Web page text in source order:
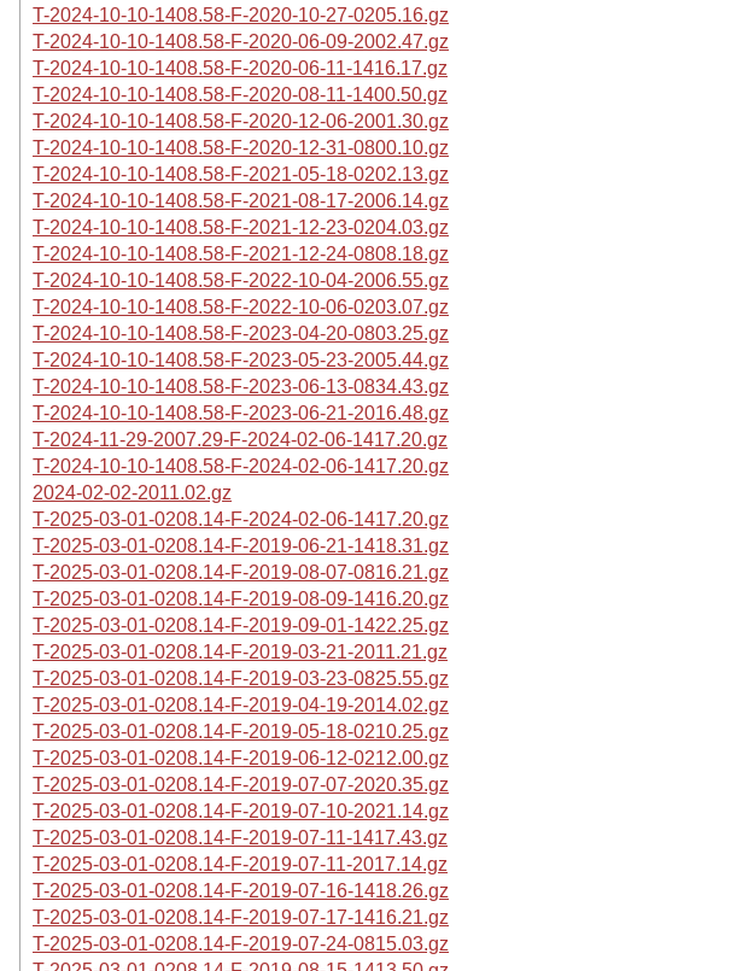
T-2024-10-10-1408.58-F-2020-10-27-0205.16.gz
T-2024-10-10-1408.58-F-2020-06-09-2002.47.gz
T-2024-10-10-1408.58-F-2020-06-11-1416.17.gz
T-2024-10-10-1408.58-F-2020-08-11-1400.50.gz
T-2024-10-10-1408.58-F-2020-12-06-2001.30.gz
T-2024-10-10-1408.58-F-2020-12-31-0800.10.gz
T-2024-10-10-1408.58-F-2021-05-18-0202.13.gz
T-2024-10-10-1408.58-F-2021-08-17-2006.14.gz
T-2024-10-10-1408.58-F-2021-12-23-0204.03.gz
T-2024-10-10-1408.58-F-2021-12-24-0808.18.gz
T-2024-10-10-1408.58-F-2022-10-04-2006.55.gz
T-2024-10-10-1408.58-F-2022-10-06-0203.07.gz
T-2024-10-10-1408.58-F-2023-04-20-0803.25.gz
T-2024-10-10-1408.58-F-2023-05-23-2005.44.gz
T-2024-10-10-1408.58-F-2023-06-13-0834.43.gz
T-2024-10-10-1408.58-F-2023-06-21-2016.48.gz
T-2024-11-29-2007.29-F-2024-02-06-1417.20.gz
T-2024-10-10-1408.58-F-2024-02-06-1417.20.gz
2024-02-02-2011.02.gz
T-2025-03-01-0208.14-F-2024-02-06-1417.20.gz
T-2025-03-01-0208.14-F-2019-06-21-1418.31.gz
T-2025-03-01-0208.14-F-2019-08-07-0816.21.gz
T-2025-03-01-0208.14-F-2019-08-09-1416.20.gz
T-2025-03-01-0208.14-F-2019-09-01-1422.25.gz
T-2025-03-01-0208.14-F-2019-03-21-2011.21.gz
T-2025-03-01-0208.14-F-2019-03-23-0825.55.gz
T-2025-03-01-0208.14-F-2019-04-19-2014.02.gz
T-2025-03-01-0208.14-F-2019-05-18-0210.25.gz
T-2025-03-01-0208.14-F-2019-06-12-0212.00.gz
T-2025-03-01-0208.14-F-2019-07-07-2020.35.gz
T-2025-03-01-0208.14-F-2019-07-10-2021.14.gz
T-2025-03-01-0208.14-F-2019-07-11-1417.43.gz
T-2025-03-01-0208.14-F-2019-07-11-2017.14.gz
T-2025-03-01-0208.14-F-2019-07-16-1418.26.gz
T-2025-03-01-0208.14-F-2019-07-17-1416.21.gz
T-2025-03-01-0208.14-F-2019-07-24-0815.03.gz